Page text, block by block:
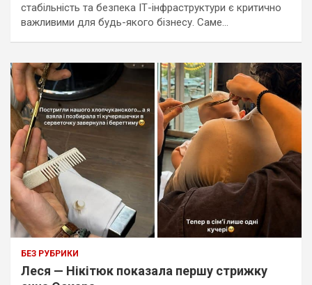
стабільність та безпека ІТ-інфраструктури є критично
важливими для будь-якого бізнесу. Саме…
БЕЗ РУБРИКИ
Леся — Нікітюк показала першу стрижку